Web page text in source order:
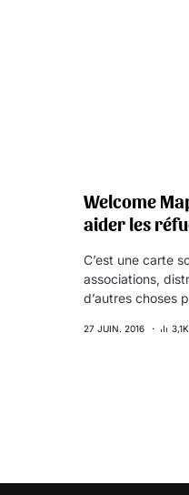
Welcome
aider les
C’est une carte
associations,
d’autres choses
27 JUIN. 2016